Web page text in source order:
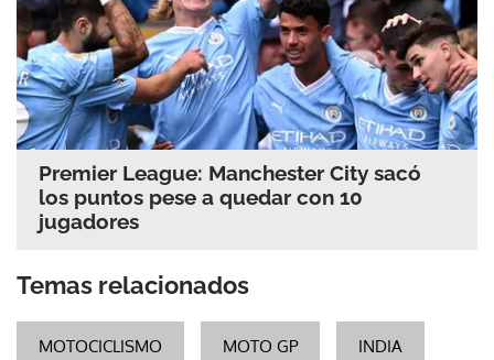
Premier League: Manchester City sacó
los puntos pese a quedar con 10
jugadores
Temas relacionados
MOTOCICLISMO MOTO GP INDIA